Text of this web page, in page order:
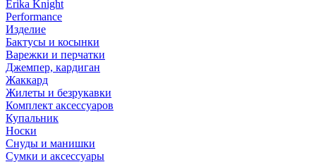
Erika Knight
Performance
Изделие
Бактусы и косынки
Варежки и перчатки
Джемпер, кардиган
Жаккард
Жилеты и безрукавки
Комплект аксессуаров
Купальник
Носки
Снуды и манишки
Сумки и аксессуары